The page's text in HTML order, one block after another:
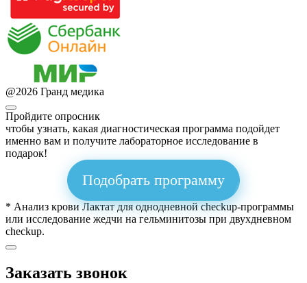
@2026 Гранд медика
Пройдите опросник
чтобы узнать, какая диагностическая программа подойдет
именно вам и получите лабораторное исследование в
подарок!
Подобрать программу
* Анализ крови Лактат для однодневной checkup-программы
или исследование жедчи на гельминитозы при двухдневном
checkup.
Заказать звонок